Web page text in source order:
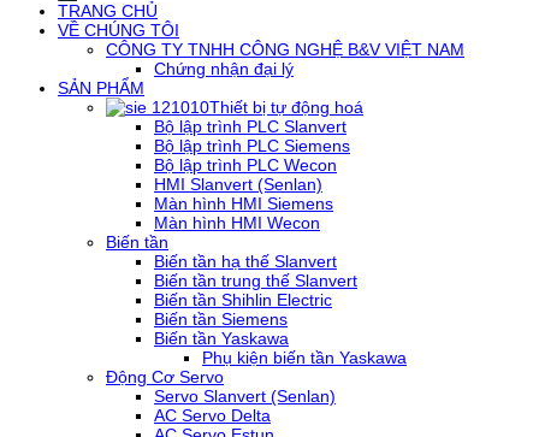
TRANG CHỦ
VỀ CHÚNG TÔI
CÔNG TY TNHH CÔNG NGHỆ B&V VIỆT NAM
Chứng nhận đại lý
SẢN PHẨM
Thiết bị tự động hoá
Bộ lập trình PLC Slanvert
Bộ lập trình PLC Siemens
Bộ lập trình PLC Wecon
HMI Slanvert (Senlan)
Màn hình HMI Siemens
Màn hình HMI Wecon
Biến tần
Biến tần hạ thế Slanvert
Biến tần trung thế Slanvert
Biến tần Shihlin Electric
Biến tần Siemens
Biến tần Yaskawa
Phụ kiện biến tần Yaskawa
Động Cơ Servo
Servo Slanvert (Senlan)
AC Servo Delta